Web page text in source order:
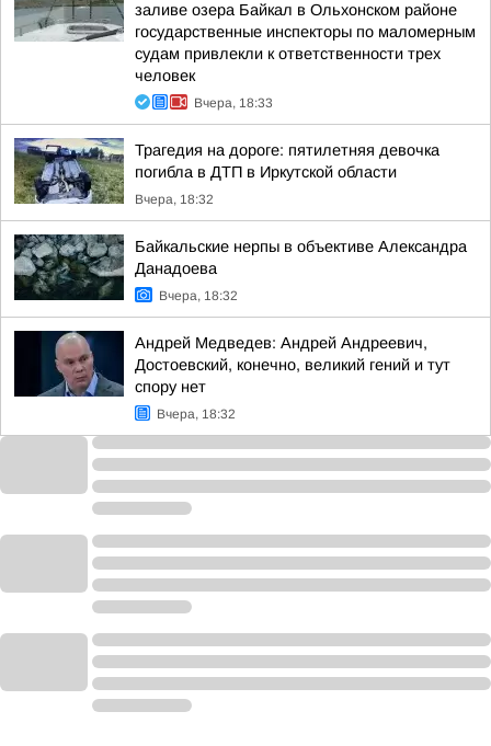
заливе озера Байкал в Ольхонском районе
государственные инспекторы по маломерным
судам привлекли к ответственности трех
человек
Вчера, 18:33
Трагедия на дороге: пятилетняя девочка
погибла в ДТП в Иркутской области
Вчера, 18:32
Байкальские нерпы в объективе Александра
Данадоева
Вчера, 18:32
Андрей Медведев: Андрей Андреевич,
Достоевский, конечно, великий гений и тут
спору нет
Вчера, 18:32